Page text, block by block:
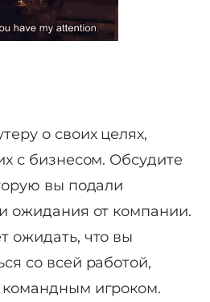
о своих целях,
с бизнесом. Обсудите
вы подали
ожидания от компании.
ожидать, что вы
со всей работой,
игроком.